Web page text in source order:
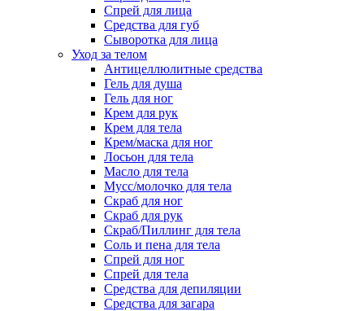
Спрей для лица
Средства для губ
Сыворотка для лица
Уход за телом
Антицеллюлитные средства
Гель для душа
Гель для ног
Крем для рук
Крем для тела
Крем/маска для ног
Лосьон для тела
Масло для тела
Мусс/молочко для тела
Скраб для ног
Скраб для рук
Скраб/Пиллинг для тела
Соль и пена для тела
Спрей для ног
Спрей для тела
Средства для депиляции
Средства для загара